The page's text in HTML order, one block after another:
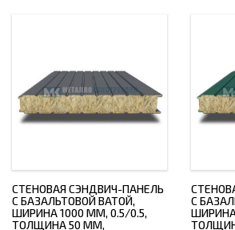
СТЕНОВАЯ СЭНДВИЧ-ПАНЕЛЬ
С БАЗАЛЬТОВОЙ ВАТОЙ,
ШИРИНА 1000 ММ, 0.5/0.5,
ТОЛЩИНА 50 ММ,
С
ШИРИНА